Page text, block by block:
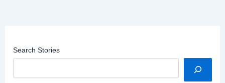
Search Stories